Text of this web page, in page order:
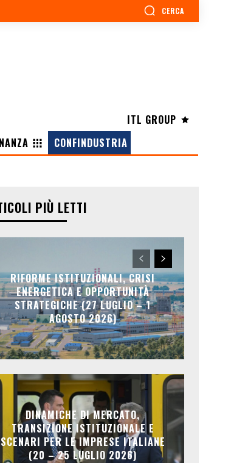
CERCA
ITL GROUP
CONFINDUSTRIA
PIÙ LETTI
RIFORME ISTITUZIONALI, CRISI
ENERGETICA E OPPORTUNITÀ
STRATEGICHE (27 LUGLIO – 1
AGOSTO 2026)
DINAMICHE DI MERCATO,
TRANSIZIONE ISTITUZIONALE E
SCENARI PER LE IMPRESE ITALIANE
(20 – 25 LUGLIO 2026)